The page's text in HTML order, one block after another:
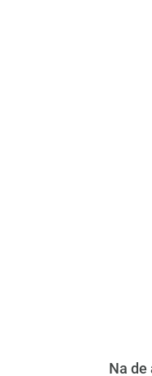
Na